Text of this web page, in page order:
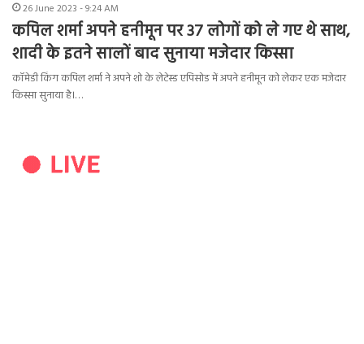
26 June 2023 - 9:24 AM
कपिल शर्मा अपने हनीमून पर 37 लोगों को ले गए थे साथ,
शादी के इतने सालों बाद सुनाया मजेदार किस्सा
कॉमेडी किंग कपिल शर्मा ने अपने शो के लेटेस्ड एपिसोड में अपने हनीमून को लेकर एक मजेदार
किस्सा सुनाया है।…